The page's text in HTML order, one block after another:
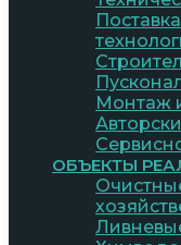
Монтаж
ОБЪЕКТЫ